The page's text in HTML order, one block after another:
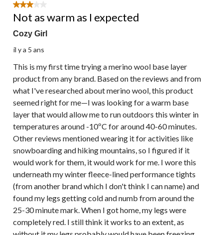
3 étoile(s) sur 5.
Not as warm as I expected
Cozy Girl
il y a 5 ans
This is my first time trying a merino wool base layer
product from any brand. Based on the reviews and from
what I've researched about merino wool, this product
seemed right for me—I was looking for a warm base
layer that would allow me to run outdoors this winter in
temperatures around -10ºC for around 40-60 minutes.
Other reviews mentioned wearing it for activities like
snowboarding and hiking mountains, so I figured if it
would work for them, it would work for me. I wore this
underneath my winter fleece-lined performance tights
(from another brand which I don't think I can name) and
found my legs getting cold and numb from around the
25-30 minute mark. When I got home, my legs were
completely red. I still think it works to an extent, as